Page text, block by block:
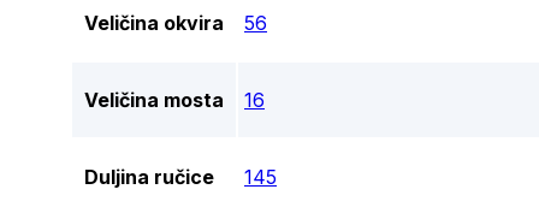
Veličina okvira 56
Veličina mosta 16
Duljina ručice 145